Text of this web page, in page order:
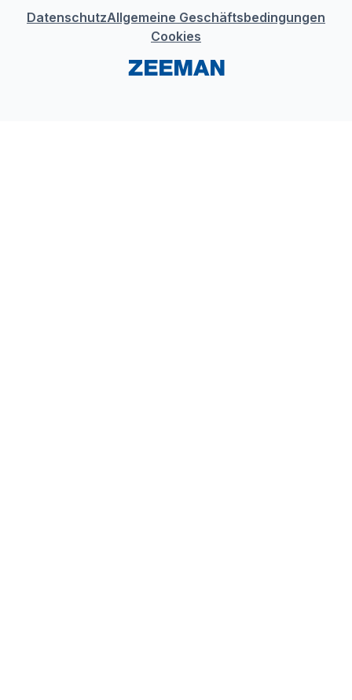
DatenschutzAllgemeine Geschäftsbedingungen
Cookies